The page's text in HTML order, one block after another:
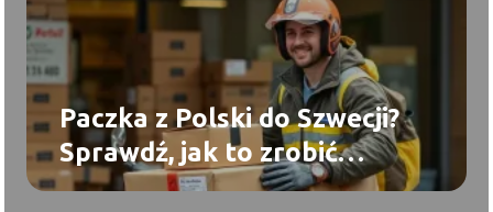
Paczka z Polski do Szwecji?
Sprawdź, jak to zrobić
sprawnie i bezproblemowo!